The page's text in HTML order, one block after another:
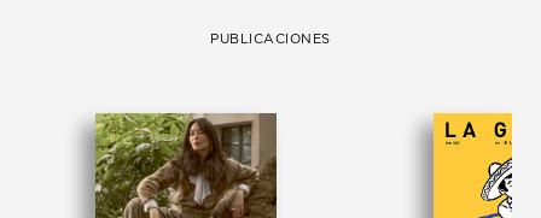
PUBLICACIONES